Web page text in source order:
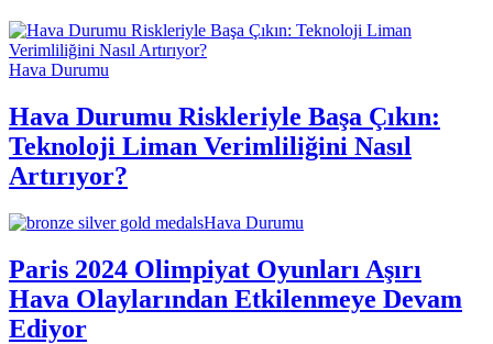
Hava Durumu
Hava Durumu Riskleriyle Başa Çıkın:
Teknoloji Liman Verimliliğini Nasıl
Artırıyor?
Hava Durumu
Paris 2024 Olimpiyat Oyunları Aşırı
Hava Olaylarından Etkilenmeye Devam
Ediyor